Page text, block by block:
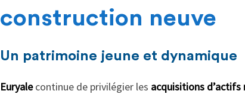
construction neuve
Un patrimoine jeune et dynamique
Euryalecontinue de privilégier les acquisitions d’actifs